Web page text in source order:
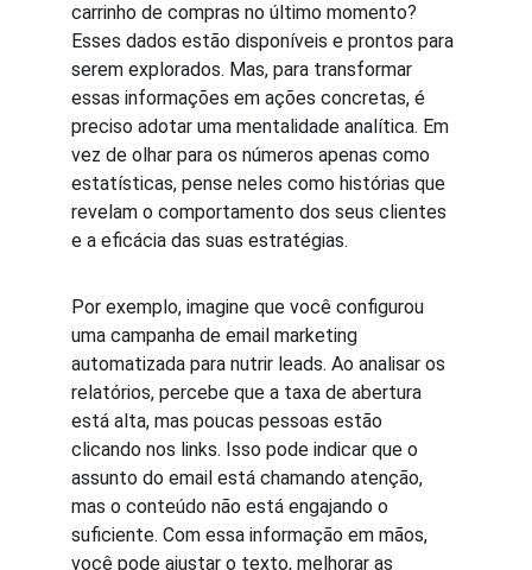
carrinho de compras no último momento?
Esses dados estão disponíveis e prontos para
serem explorados. Mas, para transformar
essas informações em ações concretas, é
preciso adotar uma mentalidade analítica. Em
vez de olhar para os números apenas como
estatísticas, pense neles como histórias que
revelam o comportamento dos seus clientes
e a eficácia das suas estratégias.
Por exemplo, imagine que você configurou
uma campanha de email marketing
automatizada para nutrir leads. Ao analisar os
relatórios, percebe que a taxa de abertura
está alta, mas poucas pessoas estão
clicando nos links. Isso pode indicar que o
assunto do email está chamando atenção,
mas o conteúdo não está engajando o
suficiente. Com essa informação em mãos,
você pode ajustar o texto, melhorar as